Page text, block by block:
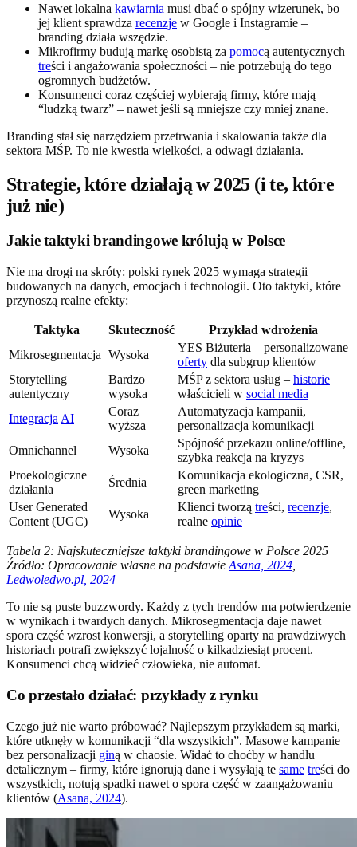
Nawet lokalna kawiarnia musi dbać o spójny wizerunek, bo
jej klient sprawdza recenzje w Google i Instagramie –
branding działa wszędzie.
Mikrofirmy budują markę osobistą za pomocą autentycznych
treści i angażowania społeczności – nie potrzebują do tego
ogromnych budżetów.
Konsumenci coraz częściej wybierają firmy, które mają
“ludzką twarz” – nawet jeśli są mniejsze czy mniej znane.
Branding stał się narzędziem przetrwania i skalowania także dla
sektora MŚP. To nie kwestia wielkości, a odwagi działania.
Strategie, które działają w 2025 (i te, które
już nie)
Jakie taktyki brandingowe królują w Polsce
Nie ma drogi na skróty: polski rynek 2025 wymaga strategii
budowanych na danych, emocjach i technologii. Oto taktyki, które
przynoszą realne efekty:
Taktyka Skuteczność
Przykład wdrożenia
Mikrosegmentacja Wysoka
YES Biżuteria – personalizowane
oferty dla subgrup klientów
Storytelling
autentyczny
Bardzo
wysoka
MŚP z sektora usług – historie
właścicieli w social media
Integracja AI
Coraz
wyższa
Automatyzacja kampanii,
personalizacja komunikacji
Omnichannel
Wysoka
Spójność przekazu online/offline,
szybka reakcja na kryzys
Proekologiczne
działania
Średnia
Komunikacja ekologiczna, CSR,
green marketing
User Generated
Content (UGC)
Wysoka
Klienci tworzą treści, recenzje,
realne opinie
Tabela 2: Najskuteczniejsze taktyki brandingowe w Polsce 2025
Źródło: Opracowanie własne na podstawie Asana, 2024
Ledwoledwo.pl, 2024
To nie są puste buzzwordy. Każdy z tych trendów ma potwierdzenie
w wynikach i twardych danych. Mikrosegmentacja daje nawet
spora część wzrost konwersji, a storytelling oparty na prawdziwych
historiach potrafi zwiększyć lojalność o kilkadziesiąt procent.
Konsumenci chcą widzieć człowieka, nie automat.
Co przestało działać: przykłady z rynku
Czego już nie warto próbować? Najlepszym przykładem są marki,
które utknęły w komunikacji “dla wszystkich”. Masowe kampanie
bez personalizacji giną w chaosie. Widać to choćby w handlu
detalicznym – firmy, które ignorują dane i wysyłają te same treści do
wszystkich, notują spadki nawet o spora część w zaangażowaniu
klientów (Asana, 2024).